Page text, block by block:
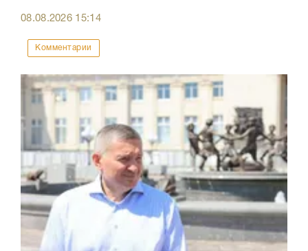
08.08.2026 15:14
Комментарии